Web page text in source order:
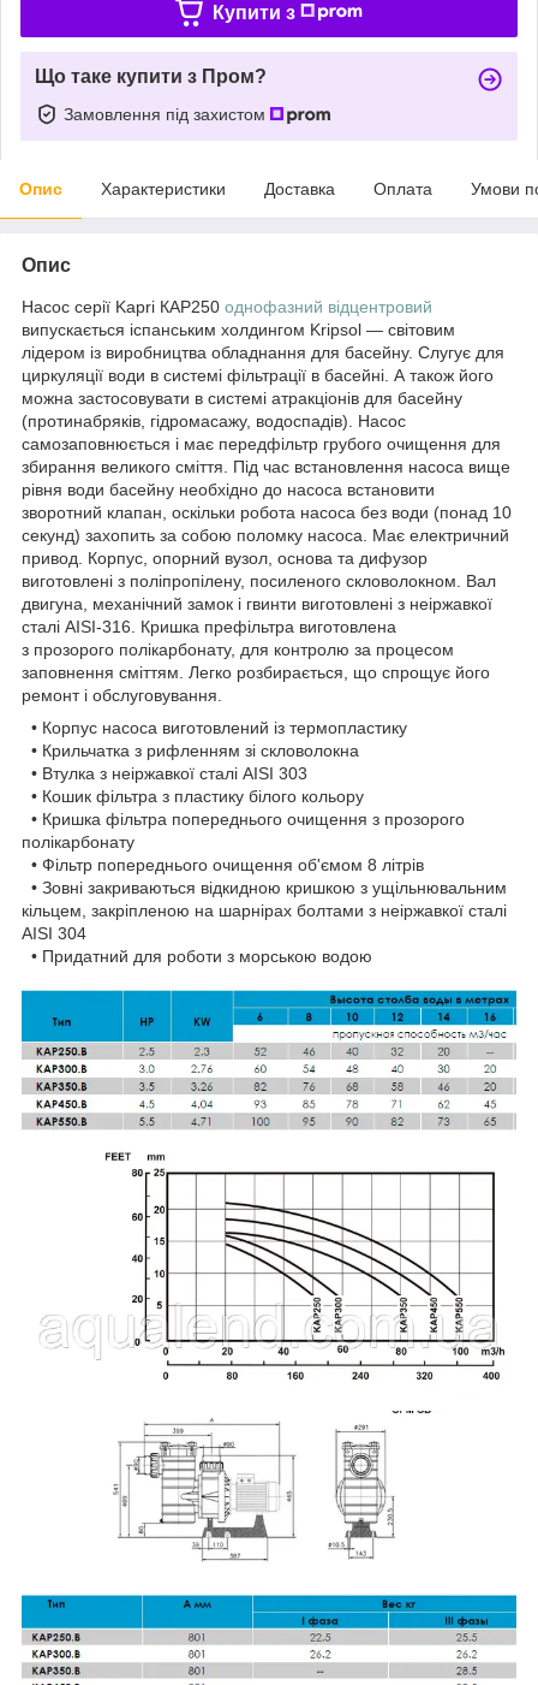
Купити з
Що таке купити з Пром?
Замовлення під захистом
Опис Характеристики Доставка Оплата Умови
Опис
Насос серії Kapri КАР250 однофазний відцентровий
випускається іспанським холдингом Kripsol — світовим
лідером із виробництва обладнання для басейну. Слугує для
циркуляції води в системі фільтрації в басейні. А також його
можна застосовувати в системі атракціонів для басейну
(протинабряків, гідромасажу, водоспадів). Насос
самозаповнюється і має передфільтр грубого очищення для
збирання великого сміття. Під час встановлення насоса вище
рівня води басейну необхідно до насоса встановити
зворотний клапан, оскільки робота насоса без води (понад 10
секунд) захопить за собою поломку насоса. Має електричний
привод. Корпус, опорний вузол, основа та дифузор
виготовлені з поліпропілену, посиленого скловолокном. Вал
двигуна, механічний замок і гвинти виготовлені з неіржавкої
сталі AISI-316. Кришка префільтра виготовлена
з прозорого полікарбонату, для контролю за процесом
заповнення сміттям. Легко розбирається, що спрощує його
ремонт і обслуговування.
• Корпус насоса виготовлений із термопластику
• Крильчатка з рифленням зі скловолокна
• Втулка з неіржавкої сталі AISI 303
• Кошик фільтра з пластику білого кольору
• Кришка фільтра попереднього очищення з прозорого
полікарбонату
• Фільтр попереднього очищення об'ємом 8 літрів
• Зовні закриваються відкидною кришкою з ущільнювальним
кільцем, закріпленою на шарнірах болтами з неіржавкої сталі
AISI 304
• Придатний для роботи з морською водою